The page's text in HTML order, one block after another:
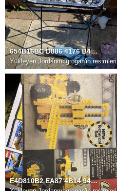
654B16BC D886 4176 B4B5 2D4841F3A1EC
YükleyenJordanmcgrogan'in resimleri
E4D810B2 EA87 4B14 94A2 6B016B486715